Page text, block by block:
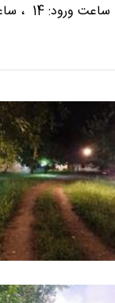
ساعت ورود: 14 ، ساعت خروج: 12